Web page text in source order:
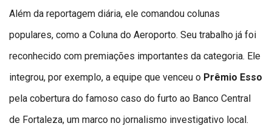
Além da reportagem diária, ele comandou colunas
populares, como a Coluna do Aeroporto. Seu trabalho já foi
reconhecido com premiações importantes da categoria. Ele
integrou, por exemplo, a equipe que venceu o Prêmio Esso
pela cobertura do famoso caso do furto ao Banco Central
de Fortaleza, um marco no jornalismo investigativo local.